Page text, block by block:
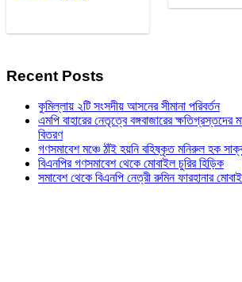
Recent Posts
কুমিল্লায় ২টি সংসদীয় আসনের সীমানা পরিবর্তন
এমপি বাহারের নেতৃত্বে বঙ্গবাজারের ক্ষতিগ্রস্তদের
বিতরণ
গণসমাবেশ মঞ্চে ঠাঁই হয়নি বহিষ্কৃত মনিরুল হক
বিএনপির গণসমাবেশ থেকে মোবাইল চুরির হিড়িক
সমাবেশ থেকে বিএনপি নেত্রী রুমিন ফারহানার